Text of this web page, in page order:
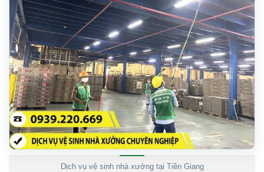
Dịch vụ vệ sinh nhà xưởng tại Tiền Giang